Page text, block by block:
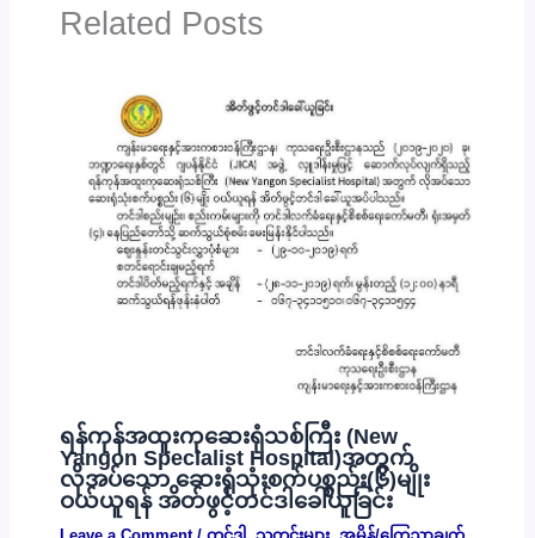
Related Posts
ရန်ကုန်အထူးကုဆေးရုံသစ်ကြီး (New
Yangon Specialist Hospital)အတွက်
လိုအပ်သော ဆေးရုံသုံးစက်ပစ္စည်း(၆)မျိုး
ဝယ်ယူရန် အိတ်ဖွင့်တင်ဒါခေါ်ယူခြင်း